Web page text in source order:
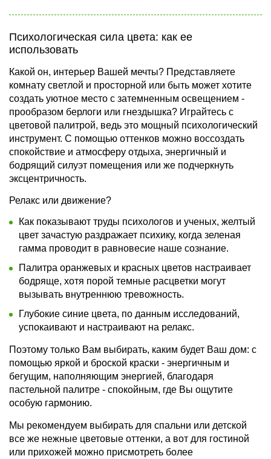
Психологическая сила цвета: как ее
использовать
Какой он, интерьер Вашей мечты? Представляете
комнату светлой и просторной или быть может хотите
создать уютное место с затемненным освещением -
прообразом берлоги или гнездышка? Играйтесь с
цветовой палитрой, ведь это мощный психологический
инструмент. С помощью оттенков можно воссоздать
спокойствие и атмосферу отдыха, энергичный и
бодрящий силуэт помещения или же подчеркнуть
эксцентричность.
Релакс или движение?
Как показывают труды психологов и ученых, желтый
цвет зачастую раздражает психику, когда зеленая
гамма проводит в равновесие наше сознание.
Палитра оранжевых и красных цветов настраивает
бодряще, хотя порой темные расцветки могут
вызывать внутреннюю тревожность.
Глубокие синие цвета, по данным исследований,
успокаивают и настраивают на релакс.
Поэтому только Вам выбирать, каким будет Ваш дом: с
помощью яркой и броской краски - энергичным и
бегущим, наполняющим энергией, благодаря
пастельной палитре - спокойным, где Вы ощутите
особую гармонию.
Мы рекомендуем выбирать для спальни или детской
все же нежные цветовые оттенки, а вот для гостиной
или прихожей можно присмотреть более